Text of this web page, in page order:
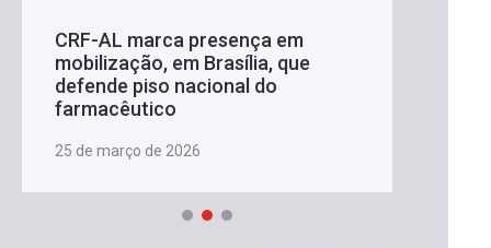
CRF-AL marca presença em
mobilização, em Brasília, que
defende piso nacional do
farmacêutico
25 de março de 2026